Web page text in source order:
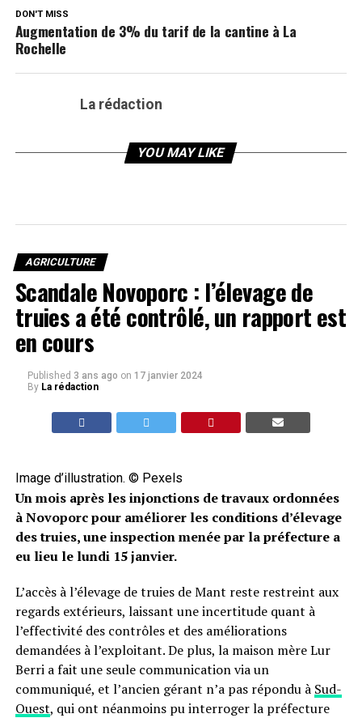
DON'T MISS
Augmentation de 3% du tarif de la cantine à La
Rochelle
La rédaction
YOU MAY LIKE
AGRICULTURE
Scandale Novoporc : l’élevage de
truies a été contrôlé, un rapport est
en cours
Published 3 ans ago on 17 janvier 2024
By La rédaction
Image d’illustration. © Pexels
Un mois après les injonctions de travaux ordonnées
à Novoporc pour améliorer les conditions d’élevage
des truies, une inspection menée par la préfecture a
eu lieu le lundi 15 janvier.
L’accès à l’élevage de truies de Mant reste restreint aux
regards extérieurs, laissant une incertitude quant à
l’effectivité des contrôles et des améliorations
demandées à l’exploitant. De plus, la maison mère Lur
Berri a fait une seule communication via un
communiqué, et l’ancien gérant n’a pas répondu à Sud-
Ouest, qui ont néanmoins pu interroger la préfecture